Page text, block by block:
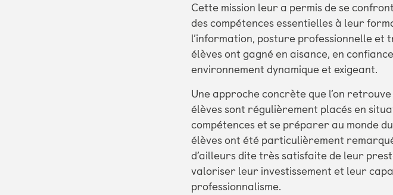
Cette mission leur a permis de se
des compétences essentielles à leur
l’information, posture professionnelle et
élèves ont gagné en aisance, en
environnement dynamique et exigeant.
Une approche concrète que l’on
élèves sont régulièrement placés en
compétences et se préparer au monde
élèves ont été particulièrement
d’ailleurs dite très satisfaite de leur
valoriser leur investissement et leur
professionnalisme.